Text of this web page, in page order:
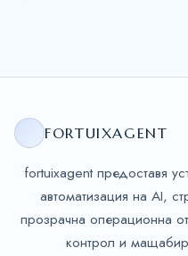
FORTUIXAGENT
fortuixagent предоставя
автоматизация на AI,
прозрачна операционна
контрол и